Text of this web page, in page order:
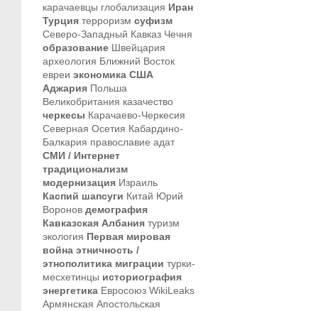
карачаевцы глобализация Иран
Турция терроризм суфизм
Северо-Западный Кавказ Чечня
образование Швейцария
археология Ближний Восток
евреи экономика США
Аджария Польша
Великобритания казачество
черкесы Карачаево-Черкесия
Северная Осетия Кабардино-
Балкария православие адат
СМИ / Интернет
традиционализм
модернизация Израиль
Каспий шапсуги Китай Юрий
Воронов демография
Кавказская Албания туризм
экология Первая мировая
война этничность /
этнополитика миграции турки-
месхетинцы историография
энергетика Евросоюз WikiLeaks
Армянская Апостольская